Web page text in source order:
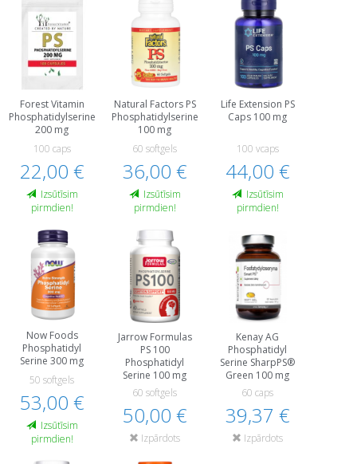
Forest Vitamin
Phosphatidylserine
200 mg
100 caps
22,00 €
Izsūtīsim
pirmdien!
Natural Factors PS
Phosphatidylserine
100 mg
60 softgels
36,00 €
Izsūtīsim
pirmdien!
Life Extension PS
Caps 100 mg
100 vcaps
44,00 €
Izsūtīsim
pirmdien!
Now Foods
Phosphatidyl
Serine 300 mg
50 softgels
53,00 €
Izsūtīsim
pirmdien!
Jarrow Formulas
PS 100
Phosphatidyl
Serine 100 mg
60 softgels
50,00 €
Izpārdots
Kenay AG
Phosphatidyl
Serine SharpPS®
Green 100 mg
60 caps
39,37 €
Izpārdots